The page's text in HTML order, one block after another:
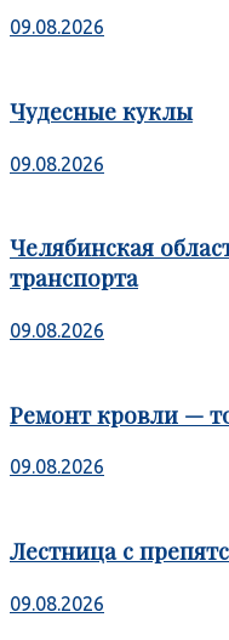
09.08.2026
Чудесные куклы
09.08.2026
Челябинская
транспорта
09.08.2026
Ремонт кровли —
09.08.2026
Лестница с
09.08.2026